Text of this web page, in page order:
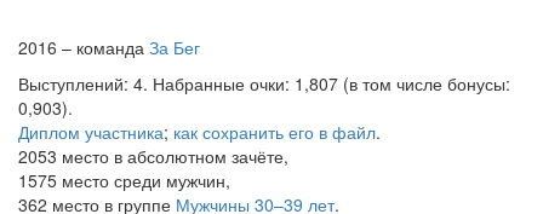
2016 – команда За Бег
Выступлений: 4. Набранные очки: 1,807 (в том числе бонусы:
0,903).
Диплом участника; как сохранить его в файл.
2053 место в абсолютном зачёте,
1575 место среди мужчин,
362 место в группе Мужчины 30–39 лет.